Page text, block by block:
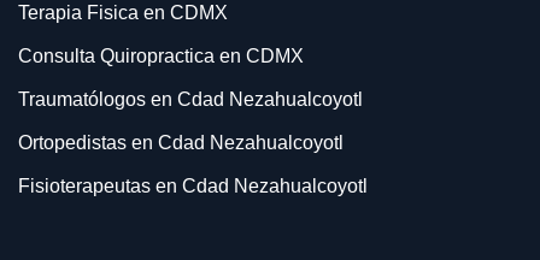
Terapia Fisica en CDMX
Consulta Quiropractica en CDMX
Traumatólogos en Cdad Nezahualcoyotl
Ortopedistas en Cdad Nezahualcoyotl
Fisioterapeutas en Cdad Nezahualcoyotl